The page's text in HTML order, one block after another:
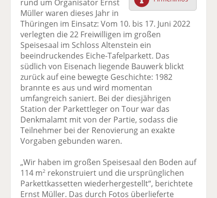
e
b
o
o
k
te
il
e
n
n k
e
te
il
e
ai
l
n
n
rund um Organisator Ernst
Müller waren dieses Jahr in
Thüringen im Einsatz: Vom 10. bis 17. Juni 2022
verlegten die 22 Freiwilligen im großen
Speisesaal im Schloss Altenstein ein
beeindruckendes Eiche-Tafelparkett. Das
südlich von Eisenach liegende Bauwerk blickt
zurück auf eine bewegte Geschichte: 1982
brannte es aus und wird momentan
umfangreich saniert. Bei der diesjährigen
Station der Parkettleger on Tour war das
Denkmalamt mit von der Partie, sodass die
Teilnehmer bei der Renovierung an exakte
Vorgaben gebunden waren.
„Wir haben im großen Speisesaal den Boden auf
114 m2 rekonstruiert und die ursprünglichen
Parkettkassetten wiederhergestellt“, berichtete
Ernst Müller. Das durch Fotos überlieferte